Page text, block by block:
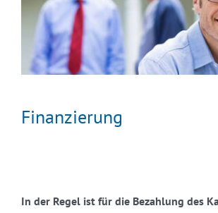
Finanzierung
In der Regel ist für die Bezahlung des